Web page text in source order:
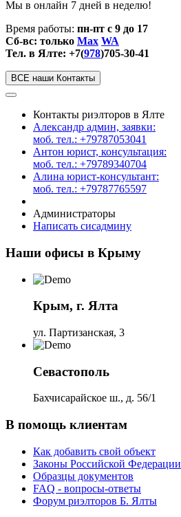
Мы в онлайн 7 дней в неделю!
Время работы: пн-пт с 9 до 17
Сб-вс: только Max WA
Тел. в Ялте: +7(978)705-30-41
ВСЕ наши Контакты
Контакты риэлторов в Ялте
Александр админ, заявки:
моб. тел.: +79787053041
Антон юрист, консультация:
моб. тел.: +79789340704
Алина юрист-консультант:
моб. тел.: +79787765597
Администраторы
Написать сисадмину
Наши офисы в Крыму
Крым, г. Ялта
ул. Партизанская, 3
Севастополь
Бахчисарайское ш., д. 56/1
В помощь клиентам
Как добавить свой объект
Законы Российской Федерации
Образцы документов
FAQ - вопросы-ответы
Форум риэлторов Б. Ялты